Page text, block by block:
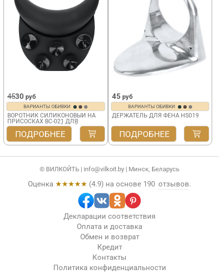
4530 руб
ВАРИАНТЫ ОБИВКИ
ВОРОТНИК СИЛИКОНОВЫЙ НА
ПРИСОСКАХ BC-021 ДЛЯ
ПАРИКМАХЕРСКОЙ МОЙКИ
ПОДРОБНЕЕ
45 руб
ВАРИАНТЫ ОБИВКИ
ДЕРЖАТЕЛЬ ДЛЯ ФЕНА HS019
ПОДРОБНЕЕ
© ВИЛКОЙТЬ | info@vilkoit.by | Минск, Беларусь
Оценка ★★★★★ (4.9) на основе 190 отзывов.
Декларации соответствия
Оплата и доставка
Обмен и возврат
Кредит
Контакты
Политика конфиденциальности